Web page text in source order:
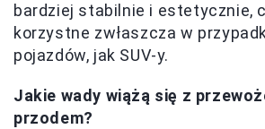
bardziej stabilnie i estetycznie,
korzystne zwłaszcza w
pojazdów, jak SUV-y.
Jakie wady wiążą się z
przodem?